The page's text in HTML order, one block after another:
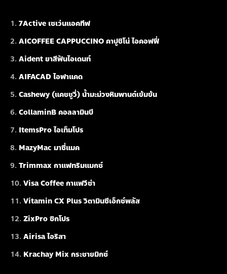
7Active เซเว่นแอคทีฟ
AICOFFEE CAPPUCCINO คาปูชิโน่ ไอคอฟฟี่
Aident ยาสีฟันไอเดนท์
AIFACAD ไอฟาแคด
Cashewy (แคชชูวี่) น้ำมะม่วงหิมพานต์เข้มข้น
CollaminB คอลลามินบี
ItemsPro ไอเท็มโปร
MazyMac มาซี่แมค
Trimmax กาแฟทริมแมกซ์
Visa Coffee กาแฟวีซ่า
Vitamin CX Plus วิตามินซีเอ็กซ์พลัส
ZixPro ซิกโปร
Airisa ไอริสา
Krachay Mix กระชายมิกซ์